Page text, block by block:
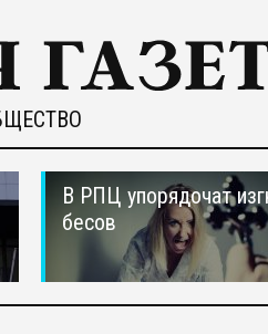
В РПЦ упорядочат
бесов